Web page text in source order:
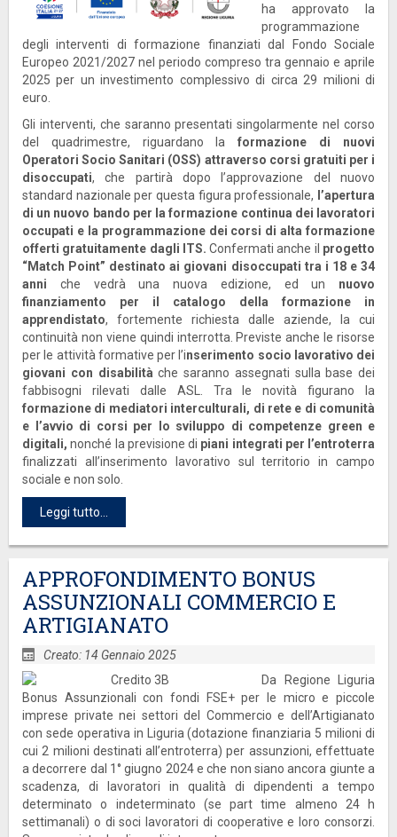
ha approvato la
programmazione
degli interventi di formazione finanziati dal Fondo Sociale
Europeo 2021/2027 nel periodo compreso tra gennaio e aprile
2025 per un investimento complessivo di circa 29 milioni di
euro.
Gli interventi, che saranno presentati singolarmente nel corso
del quadrimestre, riguardano laformazione di nuovi
Operatori Socio Sanitari (OSS) attraverso corsi gratuiti per i
disoccupati, che partirà dopo l’approvazione del nuovo
standard nazionale per questa figura professionale, l’apertura
di un nuovo bando per la formazione continua dei lavoratori
occupati e la programmazione dei corsi di alta formazione
offerti gratuitamente dagli ITS. Confermati anche il progetto
“Match Point” destinato ai giovani disoccupati tra i 18 e 34
anni che vedrà una nuova edizione, ed un nuovo
finanziamento per il catalogo della formazione in
apprendistato, fortemente richiesta dalle aziende, la cui
continuità non viene quindi interrotta. Previste anche le risorse
per le attività formative per l’inserimento socio lavorativo dei
giovani con disabilità che saranno assegnati sulla base dei
fabbisogni rilevati dalle ASL. Tra le novità figurano la
formazione di mediatori interculturali, di rete e di comunità
e l’avvio di corsi per lo sviluppo di competenze green e
digitali, nonché la previsione di piani integrati per l’entroterra
finalizzati all’inserimento lavorativo sul territorio in campo
sociale e non solo.
Leggi tutto...
APPROFONDIMENTO BONUS
ASSUNZIONALI COMMERCIO E
ARTIGIANATO
Creato: 14 Gennaio 2025
Da Regione Liguria
Bonus Assunzionali con fondi FSE+ per le micro e piccole
imprese private nei settori del Commercio e dell’Artigianato
con sede operativa in Liguria (dotazione finanziaria 5 milioni di
cui 2 milioni destinati all’entroterra) per assunzioni, effettuate
a decorrere dal 1° giugno 2024 e che non siano ancora giunte a
scadenza, di lavoratori in qualità di dipendenti a tempo
determinato o indeterminato (se part time almeno 24 h
settimanali) o di soci lavoratori di cooperative e loro consorzi.